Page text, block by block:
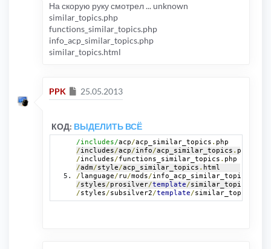
На скорую руку смотрел ... unknown
similar_topics.php
functions_similar_topics.php
info_acp_similar_topics.php
similar_topics.html
PPK Сообщение
25.05.2013
КОД: ВЫДЕЛИТЬ ВСЁ
/includes/acp/acp_similar_topics . php
/includes/acp/info/acp_similar_topics . php
/includes/functions_similar_topics . php
/adm/style/acp_similar_topics . html
/ language/ ru/mods/info_acp_similar_topics
/styles/prosilver/template/similar_topics
/styles/subsilver2/template/similar_topics